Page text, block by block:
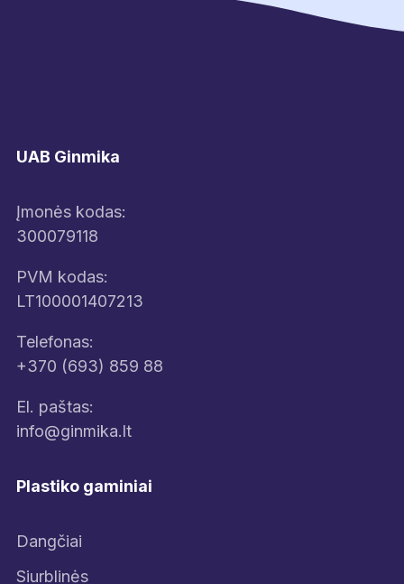
UAB Ginmika
Įmonės kodas:
300079118
PVM kodas:
LT100001407213
Telefonas:
+370 (693) 859 88
El. paštas:
info@ginmika.lt
Plastiko gaminiai
Dangčiai
Siurblinės